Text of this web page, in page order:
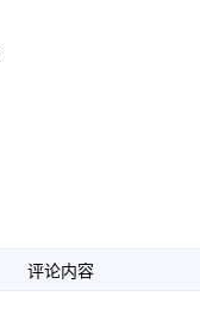
评论内容